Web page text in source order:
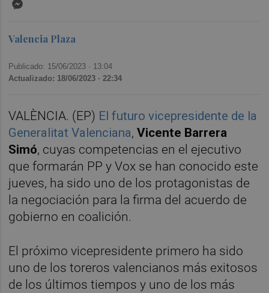
Valencia Plaza
Publicado: 15/06/2023 · 13:04
Actualizado: 18/06/2023 · 22:34
VALÈNCIA. (EP) El futuro vicepresidente de la
Generalitat Valenciana, Vicente Barrera
Simó, cuyas competencias en el ejecutivo
que formarán PP y Vox se han conocido este
jueves, ha sido uno de los protagonistas de
la negociación para la firma del acuerdo de
gobierno en coalición.
El próximo vicepresidente primero ha sido
uno de los toreros valencianos más exitosos
de los últimos tiempos y uno de los más